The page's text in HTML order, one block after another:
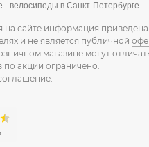
- велосипеды в Санкт-Петербурге
на сайте информация
и не является публичной
магазине могут
по акции ограничено.
.